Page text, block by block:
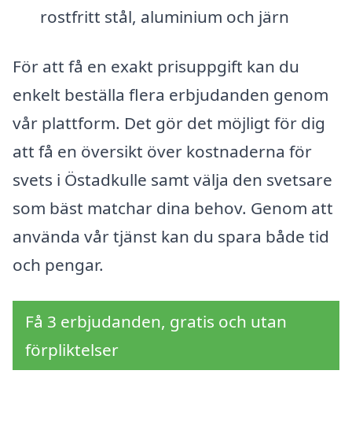
rostfritt stål, aluminium och järn
För att få en exakt prisuppgift kan du
enkelt beställa flera erbjudanden genom
vår plattform. Det gör det möjligt för dig
att få en översikt över kostnaderna för
svets i Östadkulle samt välja den svetsare
som bäst matchar dina behov. Genom att
använda vår tjänst kan du spara både tid
och pengar.
Få 3 erbjudanden, gratis och utan
förpliktelser